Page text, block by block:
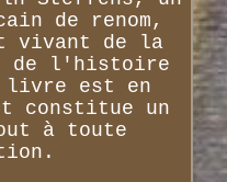
de renom,
vivant de la
de l'histoire
livre est en
constitue un
à toute